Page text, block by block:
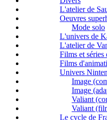
L'atelier de
Oeuvres
Mode solo
L'univers de
L'atelier de
Films et séries
Films
Univers
Image
Image
Valiant
Valiant
Le cycle de